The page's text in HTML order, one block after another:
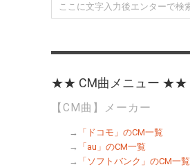
★★ CM曲メニュー ★★
【CM曲】メーカー
→
「ドコモ」のCM一覧
→
「au」のCM一覧
→
「ソフトバンク」のCM一覧